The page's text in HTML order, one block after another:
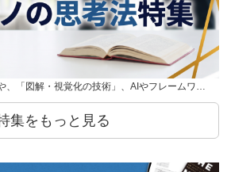
、「図解・視覚化の技術」、AIやフレームワ…
集をもっと見る